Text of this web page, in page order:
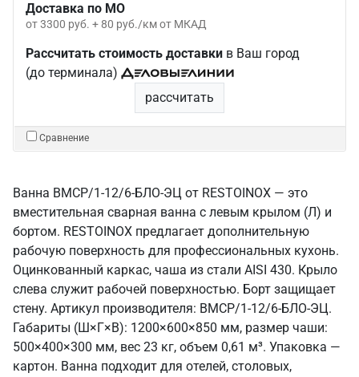
Доставка по МО
от 3300 руб. + 80 руб./км от МКАД
Рассчитать стоимость доставки в Ваш город
(до терминала)
рассчитать
Сравнение
Ванна ВМСР/1-12/6-БЛО-ЭЦ от RESTOINOX — это
вместительная сварная ванна с левым крылом (Л) и
бортом. RESTOINOX предлагает дополнительную
рабочую поверхность для профессиональных кухонь.
Оцинкованный каркас, чаша из стали AISI 430. Крыло
слева служит рабочей поверхностью. Борт защищает
стену. Артикул производителя: ВМСР/1-12/6-БЛО-ЭЦ.
Габариты (Ш×Г×В): 1200×600×850 мм, размер чаши:
500×400×300 мм, вес 23 кг, объем 0,61 м³. Упаковка —
картон. Ванна подходит для отелей, столовых,